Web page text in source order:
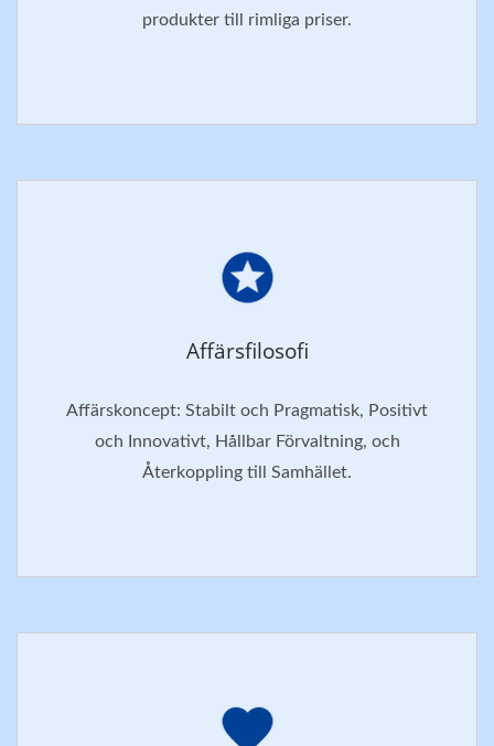
produkter till rimliga priser.
Affärsfilosofi
Affärskoncept: Stabilt och Pragmatisk, Positivt
och Innovativt, Hållbar Förvaltning, och
Återkoppling till Samhället.